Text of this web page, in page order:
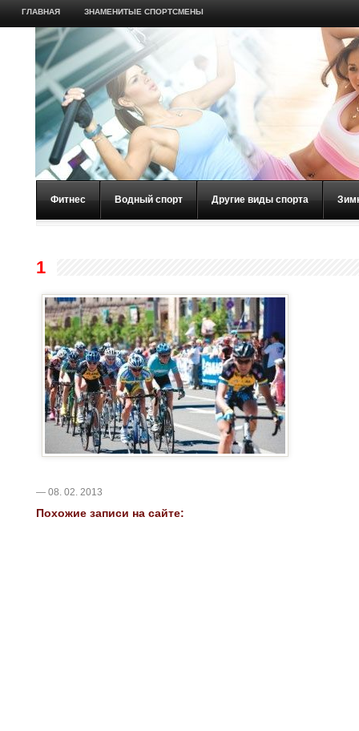
ГЛАВНАЯ ЗНАМЕНИТЫЕ СПОРТСМЕНЫ
Фитнес Водный спорт Другие виды спорта
1
— 08. 02. 2013
Похожие записи на сайте: